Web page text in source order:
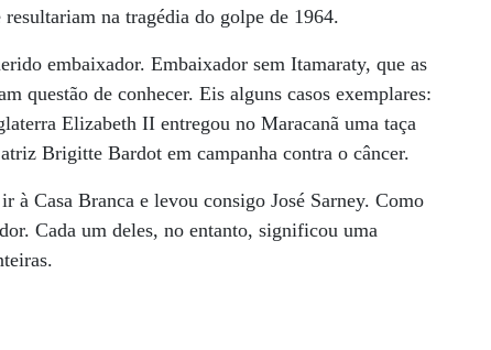
na tragédia do golpe de 1964.
embaixador. Embaixador sem Itamaraty, que as
questão de conhecer. Eis alguns casos exemplares:
Elizabeth II entregou no Maracanã uma taça
Brigitte Bardot em campanha contra o câncer.
à Casa Branca e levou consigo José Sarney. Como
Cada um deles, no entanto, significou uma